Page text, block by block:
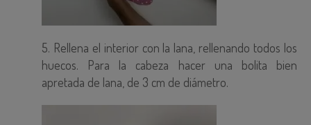
5. Rellena el interior con la lana, rellenando todos los
huecos. Para la cabeza hacer una bolita bien
apretada de lana, de 3 cm de diámetro.